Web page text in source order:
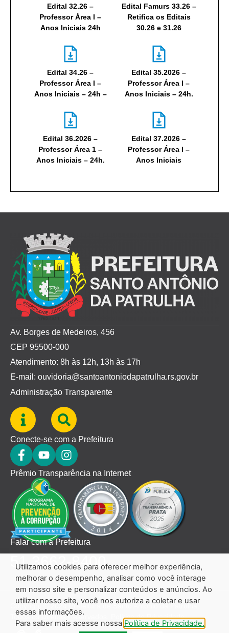
Edital 32.26 –
Professor Área I –
Anos Iniciais 24h
Edital Famurs 33.26 –
Retifica os Editais
30.26 e 31.26
Edital 34.26 –
Professor Área I –
Anos Iniciais – 24h –
Edital 35.2026 –
Professor Área I –
Anos Iniciais – 24h.
Edital 36.2026 –
Professor Área 1 –
Anos Iniciais – 24h.
Edital 37.2026 –
Professor Área I –
Anos Iniciais
Av. Borges de Medeiros, 456
CEP 95500-000
Atendimento: 8h às 12h, 13h às 17h
E-mail: ouvidoria@santoantoniodapatrulha.rs.gov.br
Administração Transparente
Conecte-se com a Prefeitura
Prêmio Transparência na Internet
Falar com a Prefeitura
51 3662-8400
Copyright © 2024 Prefeitura de Santo Antônio da Patrulha.
Todos os Direitos Reservados.
Política de Privacidade.
Utilizamos cookies para oferecer melhor experiência,
melhorar o desempenho, analisar como você interage
em nosso site e personalizar conteúdos e anúncios. Ao
utilizar nosso site, você nos autoriza a coletar e usar
essas informações.
Para saber mais acesse nossa Política de Privacidade.